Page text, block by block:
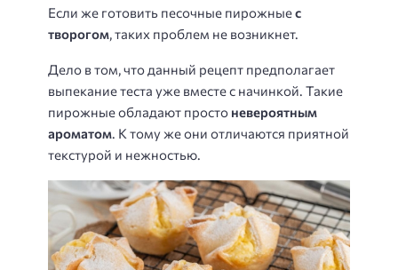
Если же готовить песочные пирожныес
творогом, таких проблем не возникнет.
Дело в том, что данный рецепт предполагает
выпекание теста уже вместе с начинкой. Такие
пирожные обладают просто невероятным
ароматом. К тому же они отличаются приятной
текстурой и нежностью.